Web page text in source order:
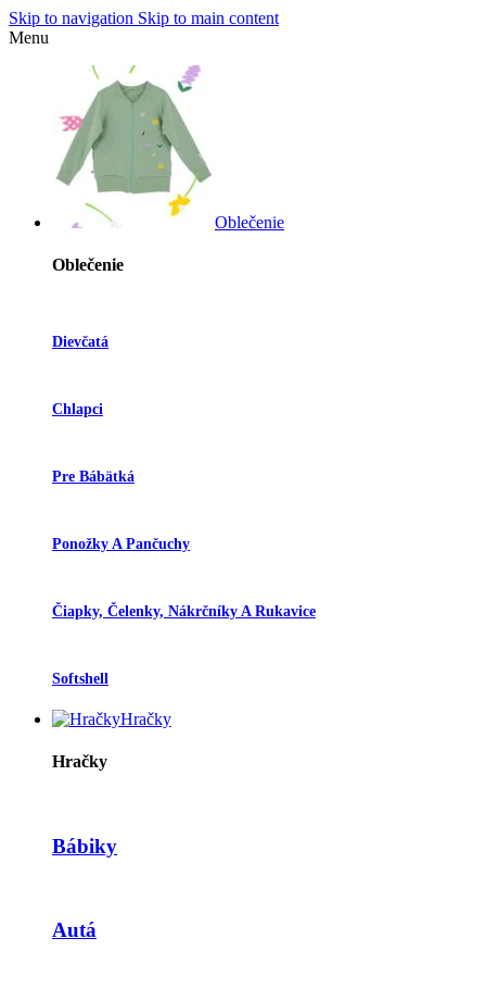
Skip to navigation Skip to main content
Menu
Oblečenie
Oblečenie
Dievčatá
Chlapci
Pre Bábätká
Ponožky A Pančuchy
Čiapky, Čelenky, Nákrčníky A Rukavice
Softshell
Hračky
Hračky
Bábiky
Autá